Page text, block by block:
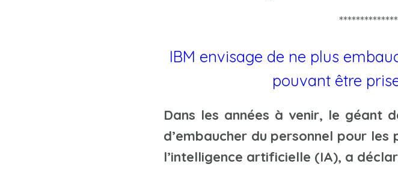
IBM envisage de ne plus
pouvant être
Dans les années à venir, le géant
d’embaucher du personnel pour
l’intelligence artificielle (IA), a